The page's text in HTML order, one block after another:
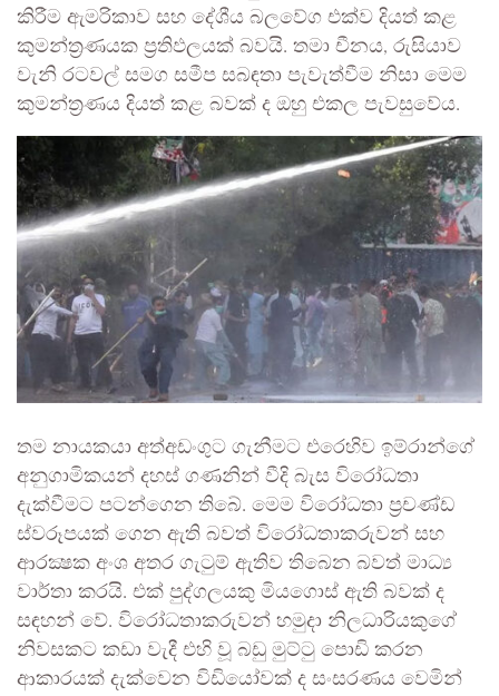
කිරීම ඇමරිකාව සහ දේශීය බලවේග එක්ව දියත් කළ
කුමන්ත්‍රණයක ප්‍රතිඵලයක් බවයි. තමා චීනය, රුසියාව
වැනි රටවල් සමග සමීප සබඳතා පැවැත්වීම නිසා මෙම
කුමන්ත්‍රණය දියත් කළ බවක් ද ඔහු එකල පැවසුවේය.
තම නායකයා අත්අඩංගුට ගැනීමට එරෙහිව ඉම්රාන්ගේ
අනුගාමිකයන් දහස් ගණනින් වීදි බැස විරෝධතා
දැක්වීමට පටන්ගෙන තිබේ. මෙම විරෝධතා ප්‍රචණ්ඩ
ස්වරූපයක් ගෙන ඇති බවත් විරෝධතාකරුවන් සහ
ආරක්‍ෂක අංශ අතර ගැටුම් ඇතිව තිබෙන බවත් මාධ්‍ය
වාර්තා කරයි. එක් පුද්ගලයකු මියගොස් ඇති බවක් ද
සඳහන් වේ. විරෝධතාකරුවන් හමුදා නිලධාරියකුගේ
නිවසකට කඩා වැදී එහි වූ බඩු මුට්ටු පොඩි කරන
ආකාරයක් දැක්වෙන විඩියෝවක් ද සංසරණය වෙමින්